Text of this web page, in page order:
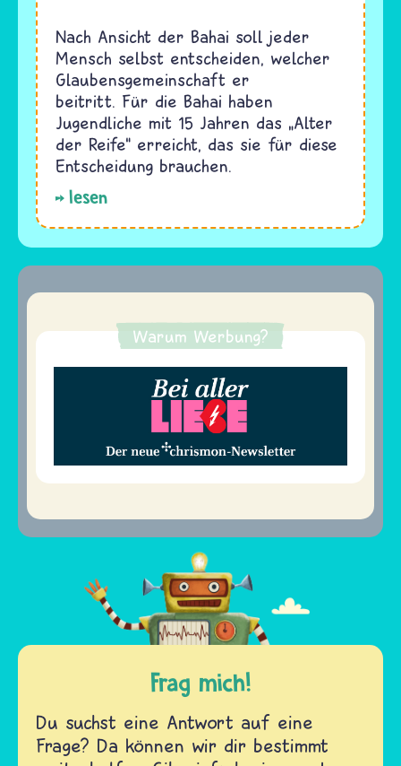
Nach Ansicht der Bahai soll jeder
Mensch selbst entscheiden, welcher
Glaubensgemeinschaft er
beitritt. Für die Bahai haben
Jugendliche mit 15 Jahren das „Alter
der Reife“ erreicht, das sie für diese
Entscheidung brauchen.
lesen
Warum Werbung?
Frag mich!
Du suchst eine Antwort auf eine
Frage? Da können wir dir bestimmt